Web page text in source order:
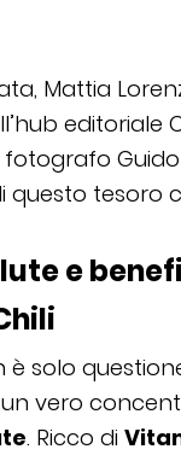
Mattia
editoriale
Guido
questo tesoro
e
è solo
vero
. Ricco di